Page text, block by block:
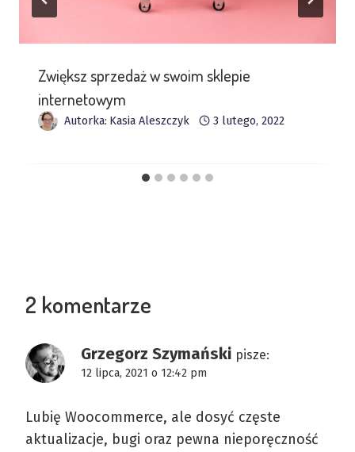
Zwiększ sprzedaż w swoim sklepie
internetowym
Autorka: Kasia Aleszczyk 3 lutego, 2022
2 komentarze
Grzegorz Szymański pisze:
12 lipca, 2021 o 12:42 pm
Lubię Woocommerce, ale dosyć częste
aktualizacje, bugi oraz pewna nieporęczność